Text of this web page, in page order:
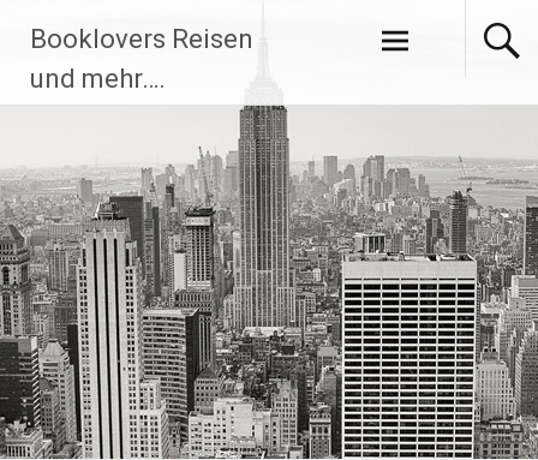
Inhalt
springen
Booklovers Reisen
und mehr….